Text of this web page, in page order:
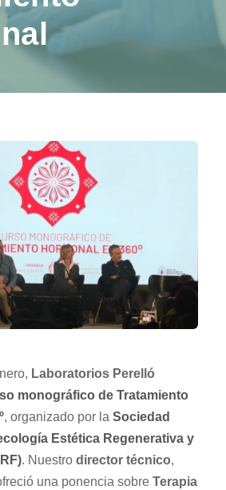
Laboratorios Perelló
monográfico de Tratamiento
, organizado por la Sociedad
Estética Regenerativa y
. Nuestro director técnico,
una ponencia sobre Terapia